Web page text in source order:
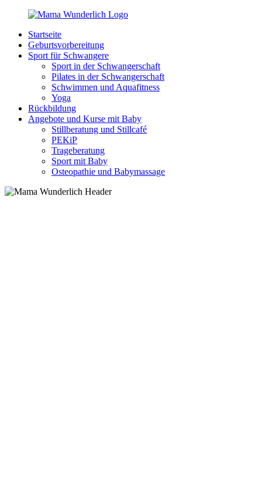
Zurück
Inhalt
MamaWunderlich.de
Mutti
sein
wunderbar!
Startseite
Geburtsvorbereitung
Sport für Schwangere
Sport in der Schwangerschaft
Pilates in der Schwangerschaft
Schwimmen und Aquafitness
Yoga
Rückbildung
Angebote und Kurse mit Baby
Stillberatung und Stillcafé
PEKiP
Trageberatung
Sport mit Baby
Osteopathie und Babymassage